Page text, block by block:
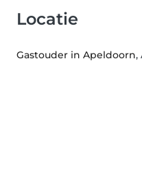
Locatie
Gastouder in Apeldoorn,